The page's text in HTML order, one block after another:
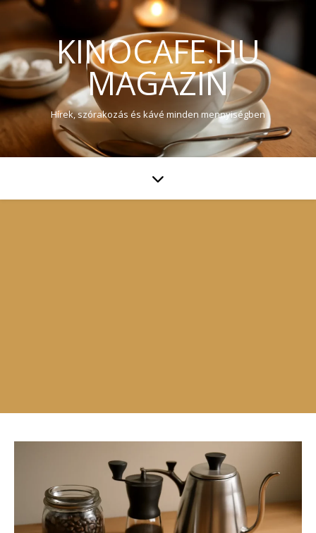
KINOCAFE.HU
MAGAZIN
Hírek, szórakozás és kávé minden mennyiségben